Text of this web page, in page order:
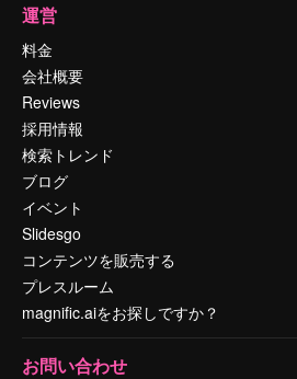
運営
料金
会社概要
Reviews
採用情報
検索トレンド
ブログ
イベント
Slidesgo
コンテンツを販売する
プレスルーム
magnific.aiをお探しですか？
お問い合わせ